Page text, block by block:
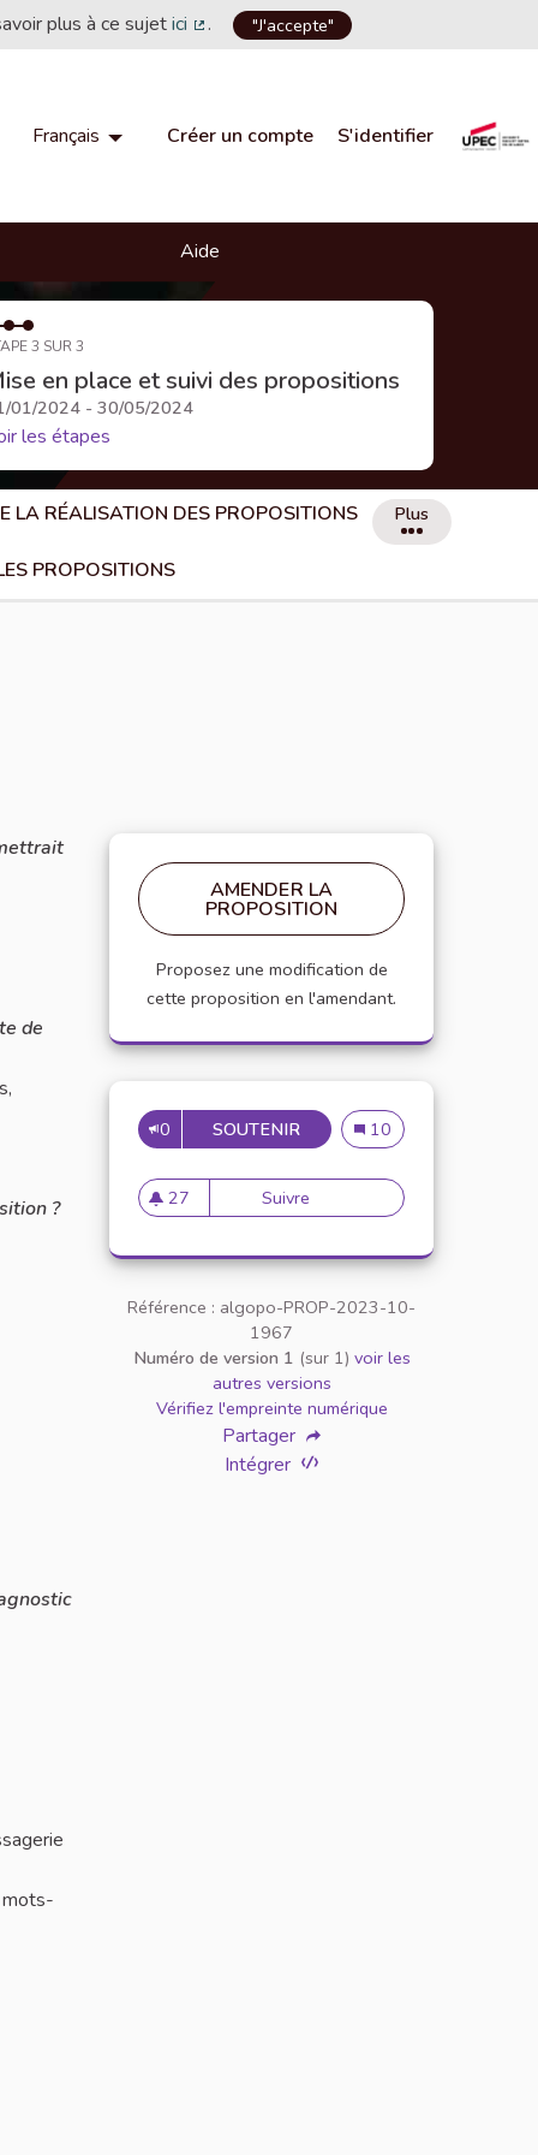
plus à ce sujetici
(Lien externe)
. "J'accepte"
Français Choisir la langueChoose language
Créer un compte S'identifier
Aide
3 SUR 3
en place et suivi des propositions
01/2024 - 30/05/2024
les étapes
LA RÉALISATION DES PROPOSITIONS
PROPOSITIONS
de
?
mots-
AMENDER LA
PROPOSITION
Proposez une modification de
cette proposition en l'amendant.
0 SOUTENIR APPLICATION
Application
10
27
27 abonnés
Suivre
Référence : algopo-PROP-2023-10-
1967
Numéro de version 1 (sur 1) voir les
autres versions
Vérifiez l'empreinte numérique
Partager
Intégrer